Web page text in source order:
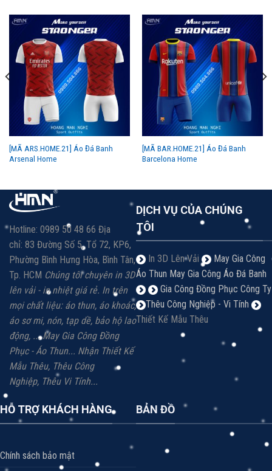
[MÃ ARS.HOME.21] Áo Đá Banh
Arsenal Home
[MÃ BAR.HOME.21] Áo Đá Banh
Barcelona Home
Hotline: 0989 50 48 66 Địa
chỉ: 83 Đường Số 5, Tổ 72, KP6,
Phường Bình Hưng Hòa, Bình Tân,
Tp. HCM Chúng tôi chuyên in 3D
lên vải - in nhiệt giá rẻ. In trên
mọi chất liệu: áo thun, áo khoác,
áo sơ mi, nón, tạp dề, bảo hộ lao
động, ... May Gia Công Đồng
Phục - Áo Thun... Nhận Thiết Kế
Mẫu Thêu, Thêu Công
Nghiệp, Thêu Vi Tính...
DỊCH VỤ CỦA CHÚNG
TÔI
In 3D Lên Vải
May Gia Công
Áo Thun May Gia Công Áo Đá Banh
Gia Công Đồng Phục Công Ty
Thêu Công Nghiệp - Vi Tính
Thiết Kế Mẫu Thêu
HỖ TRỢ KHÁCH HÀNG
Chính sách bảo mật
BẢN ĐỒ